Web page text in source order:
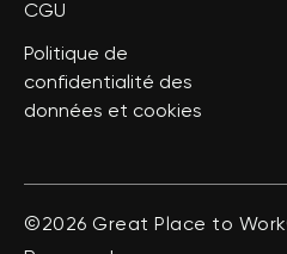
CGU
Politique de
confidentialité des
données et cookies
©2026 Great Place to